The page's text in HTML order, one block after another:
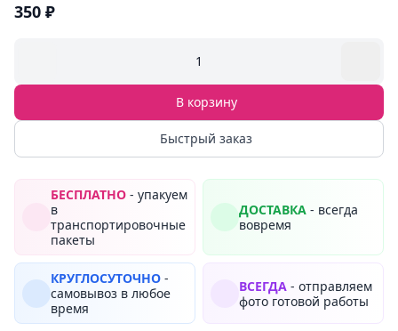
350 ₽
1
В корзину
Быстрый заказ
БЕСПЛАТНО - упакуем
в
транспортировочные
пакеты
ДОСТАВКА - всегда
вовремя
КРУГЛОСУТОЧНО -
самовывоз в любое
время
ВСЕГДА - отправляем
фото готовой работы